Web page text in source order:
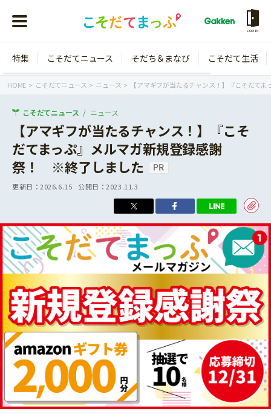
LOGIN
年齢から探す
3歳
年中
年長
小学1年生
小学2年生
小学3年生
小学4年生
小学5年生
小学6年生
こそだてニュース
イベント
そだち＆まなび
ワーク・ドリル
幼稚園・保育園
小学校
科学・プログラミング
教育・学習
絵本・読み聞かせ
こそだて生活
住まい
ファッション・美容
行事・イベント
トラブル
親子でいっしょに
こそだてマンガ
特集 こそだてニュース そだち＆まなび こそだて生活
HOME こそだてニュース ニュース 【アマギフが当たるチャンス！】『こそだて
こそだてニュース ニュース
【アマギフが当たるチャンス！】『こそ
だてまっぷ』メルマガ新規登録感謝
祭！ ※終了しました
更新日：2026.6.15 公開日：2023.11.3